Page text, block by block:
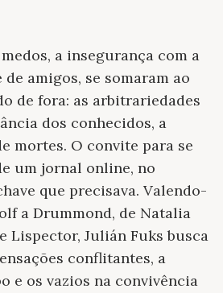
a insegurança com a
amigos, se somaram ao
de fora: as arbitrariedades
dos conhecidos, a
mortes. O convite para se
um jornal online, no
que precisava. Valendo-
a Drummond, de Natalia
Lispector, Julián Fuks busca
conflitantes, a
e os vazios na convivência